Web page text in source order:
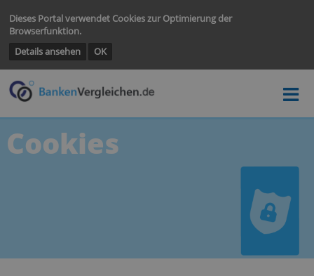
Dieses Portal verwendet Cookies zur Optimierung der
Browserfunktion.
Details ansehen OK
Cookies